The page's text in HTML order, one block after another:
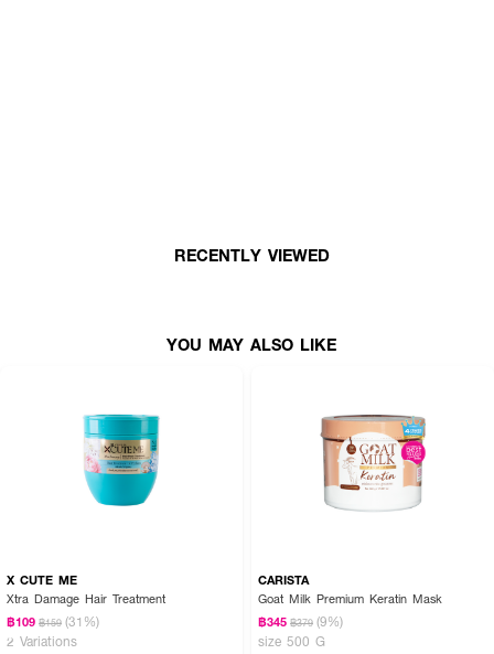
— การปกป้อง: ปกป้อง รังสี UV และ ความร้อนได้ถึง 260 องศา
● ส่วนผสมสำคัญ:
— บำรุงล้ำลึก: มีส่วนผสมบำรุงเข้มข้น เช่น Shea Butter, Argania Spinosa
— Plex Technology: มีส่วนผสมอย่าง Bis-Aminopropyl Diglycol Dimaleate
ช่วยฟื้นบำรุงพันธะผม
● การใช้งาน:
RECENTLY VIEWED
YOU MAY ALSO LIKE
X CUTE ME
Xtra Damage Hair Treatment
฿109 ฿159 (31%)
2 Variations
CARISTA
Goat Milk Premium Keratin Mask
฿345 ฿379 (9%)
size 500 G